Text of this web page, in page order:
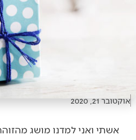
אוקטובר 21, 2020
אשתי ואני למדנו מושג